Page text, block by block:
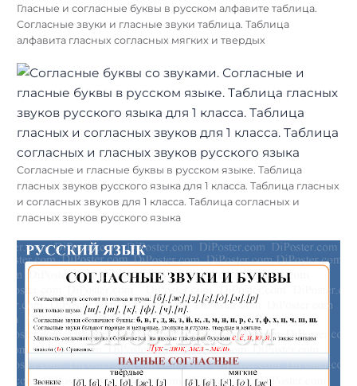
Гласные и согласные буквы в русском алфавите таблица.
Согласные звуки и гласные звуки таблица. Таблица
алфавита гласных согласных мягких и твердых
Согласные и гласные буквы в русском языке. Таблица
гласных звуков русского языка для 1 класса. Таблица гласных
и согласных звуков для 1 класса. Таблица согласных и
гласных звуков русского языка